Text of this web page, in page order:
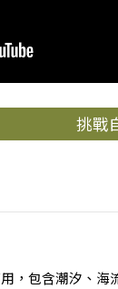
挑戰
，包含潮汐、